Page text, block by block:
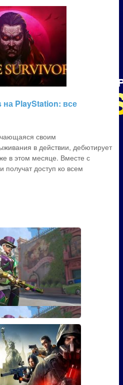
PlayStation: все
своим
в действии, дебютирует
в этом месяце. Вместе с
получат доступ ко всем
скин Марди
Overwatch
то наверняка видели